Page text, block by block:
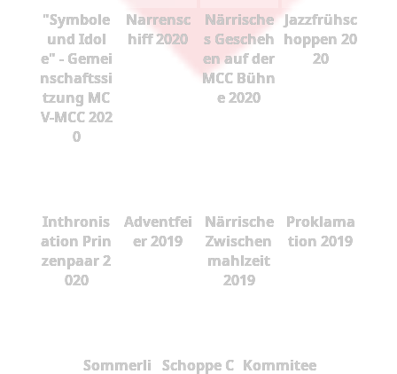
"Symbole
und Idol
e" - Gemei
nschaftssi
tzung MC
V-MCC 202
0
Narrensc
hiff 2020
Närrische
s Gescheh
en auf der
MCC Bühn
e 2020
Jazzfrühsc
hoppen 20
20
Inthronis
ation Prin
zenpaar 2
020
Adventfei
er 2019
Närrische
Zwischen
mahlzeit
2019
Proklama
tion 2019
Sommerli
Schoppe C Kommitee